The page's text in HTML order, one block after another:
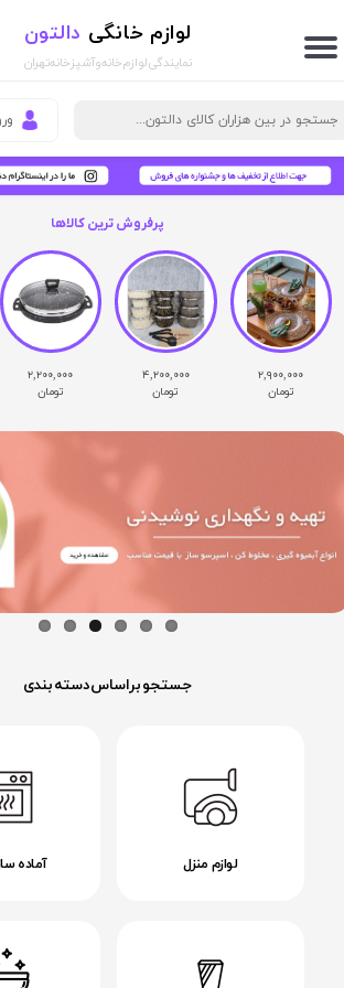
نمایندگی لوازم خانه و آشپزخانه تهران
لوازم خانگی دالتون
حساب کاربری من
خروج از حساب کاربری
۲,۲۰۰,۰۰۰
تومان
۴,۲۰۰,۰۰۰
تومان
۲,۹۰۰,۰۰۰
تومان
پرفروش ترین کالاها
جستجو براساس دسته بندی
آماده لوازم منزل